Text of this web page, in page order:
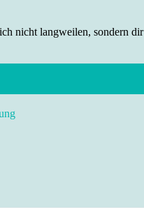
nicht langweilen, sondern